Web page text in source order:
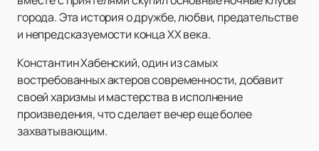
города. Эта история о дружбе, любви, предательстве
и непредсказуемости конца XX века.
Константин Хабенский, один из самых
востребованных актеров современности, добавит
своей харизмы и мастерства в исполнение
произведения, что сделает вечер еще более
захватывающим.